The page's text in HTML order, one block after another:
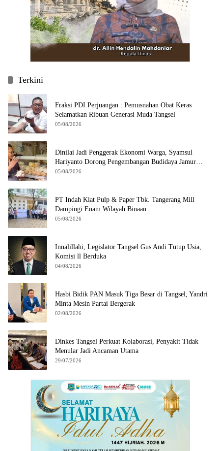
Terkini
Fraksi PDI Perjuangan : Pemusnahan Obat Keras
Selamatkan Ribuan Generasi Muda Tangsel
05/08/2026
Dinilai Jadi Penggerak Ekonomi Warga, Syamsul
Hariyanto Dorong Pengembangan Budidaya Jamur
Crispy di Serpong
05/08/2026
PT Indah Kiat Pulp & Paper Tbk. Tangerang Mill
Dampingi Enam Wilayah Binaan
05/08/2026
Innalillahi, Legislator Tangsel Gus Andi Tutup Usia,
Komisi ll Berduka
04/08/2026
Hasbi Bidik PAN Masuk Tiga Besar di Tangsel, Yandri
Minta Mesin Partai Bergerak
02/08/2026
Dinkes Tangsel Perkuat Kolaborasi, Penyakit Tidak
Menular Jadi Ancaman Utama
29/07/2026